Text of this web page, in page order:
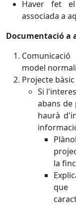
Haver fet
associada a
Documentació a
model
Projecte
Si
abans de
haurà
la
que